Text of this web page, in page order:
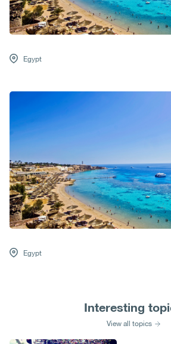
Egypt
Egypt
Interesting
View all topics